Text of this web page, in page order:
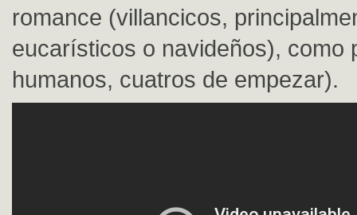
romance (villancicos,
eucarísticos o navideños), como
humanos, cuatros de empezar).